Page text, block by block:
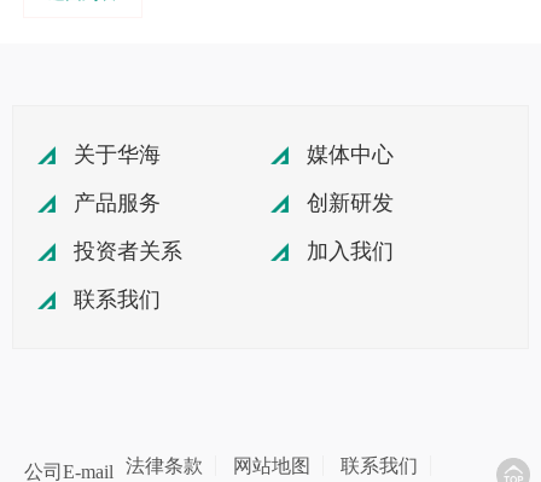
关于华海
媒体中心
产品服务
创新研发
投资者关系
加入我们
联系我们
法律条款 网站地图 联系我们
公司E-mail